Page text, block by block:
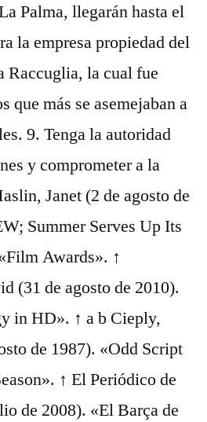
Palma, llegarán hasta el
la empresa propiedad del
la cual fue
que más se asemejaban a
9. Tenga la autoridad
y comprometer a la
Janet (2 de agosto de
Summer Serves Up Its
Awards». ↑
(31 de agosto de 2010).
in HD». ↑ a b Cieply,
de 1987). «Odd Script
↑ El Periódico de
de 2008). «El Barça de